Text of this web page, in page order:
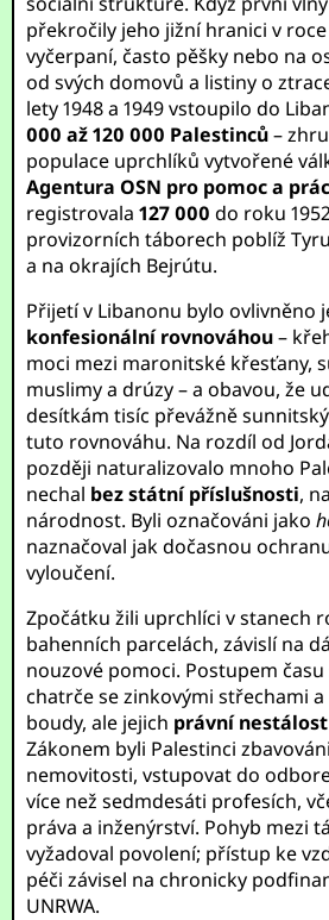
překročily jeho jižní hranici v roce
vyčerpaní, často pěšky nebo na
od svých domovů a listiny o
lety 1948 a 1949 vstoupilo do
000 až 120 000 Palestinců–
populace uprchlíků vytvořené
Agentura OSN pro pomoc a
registrovala127 000 do roku
provizorních táborech poblíž
a na okrajích Bejrútu.
Přijetí v Libanonu bylo ovlivněno
konfesionální rovnováhou–
moci mezi maronitské křesťany,
muslimy a drúzy – a obavou, že
desítkám tisíc převážně
tuto rovnováhu. Na rozdíl od
později naturalizovalo mnoho
nechal bez státní příslušnosti,
národnost. Byli označováni jako
naznačoval jak dočasnou
vyloučení.
Zpočátku žili uprchlíci v stanech
bahenních parcelách, závislí na
nouzové pomoci. Postupem
chatrče se zinkovými střechami
boudy, ale jejich právní nestálost
Zákonem byli Palestinci
nemovitosti, vstupovat do
více než sedmdesáti profesích,
práva a inženýrství. Pohyb mezi
vyžadoval povolení; přístup ke
péči závisel na chronicky
UNRWA.